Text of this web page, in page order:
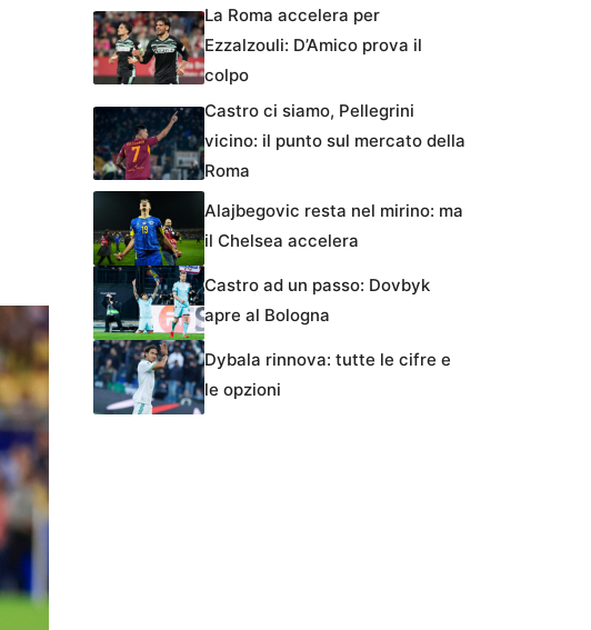
La Roma accelera per
Ezzalzouli: D’Amico prova il
colpo
Castro ci siamo, Pellegrini
vicino: il punto sul mercato della
Roma
Alajbegovic resta nel mirino: ma
il Chelsea accelera
Castro ad un passo: Dovbyk
apre al Bologna
Dybala rinnova: tutte le cifre e
le opzioni